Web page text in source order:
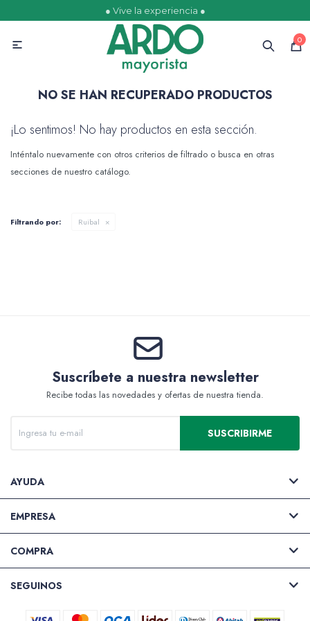
● Vive la experiencia ●
0

NO SE HAN RECUPERADO PRODUCTOS
¡Lo sentimos! No hay productos en esta sección.
Inténtalo nuevamente con otros criterios de filtrado o busca en otras
secciones de nuestro catálogo.
Filtrando por: Ruibal
Suscríbete a nuestra newsletter
Recibe todas las novedades y ofertas de nuestra tienda.
SUSCRIBIRME
AYUDA
EMPRESA
COMPRA
SEGUINOS
Ofertas Escolares
Golosinas
Comestibles
Papelería
Packing y Regalaría